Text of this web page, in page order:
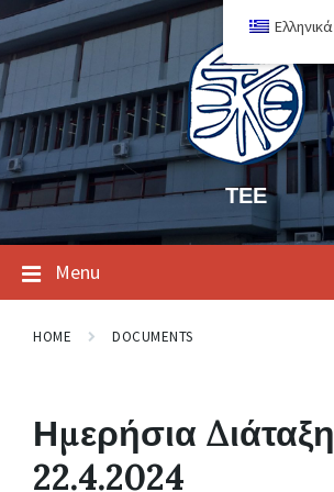
ΤΕΕ
Menu
HOME DOCUMENTS
Ημερήσια Διάταξη
22.4.2024
Ελληνικά